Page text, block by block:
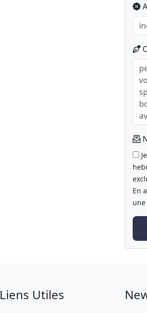
En
Liens Utiles